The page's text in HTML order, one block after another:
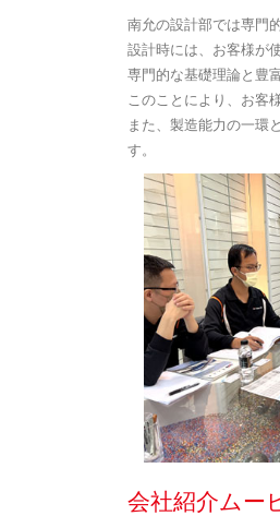
南允の設計部では専門
設計時には、お客様が
専門的な基礎理論と豊
このことにより、お客
また、製造能力の一環
す。
会社紹介ムー